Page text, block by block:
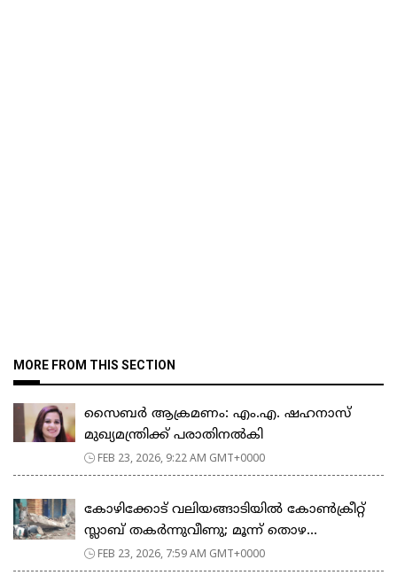
MORE FROM THIS SECTION
സൈബർ ആക്രമണം: എം.എ. ഷഹനാസ്
മുഖ്യമന്ത്രിക്ക് പരാതിനൽകി
FEB 23, 2026, 9:22 AM GMT+0000
കോഴിക്കോട് വലിയങ്ങാടിയിൽ കോൺക്രീറ്റ്
സ്ലാബ് തകർന്നുവീണു; മൂന്ന് തൊഴ...
FEB 23, 2026, 7:59 AM GMT+0000